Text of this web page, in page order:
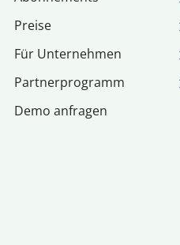
Preise
Für Unternehmen
Partnerprogramm
Demo anfragen